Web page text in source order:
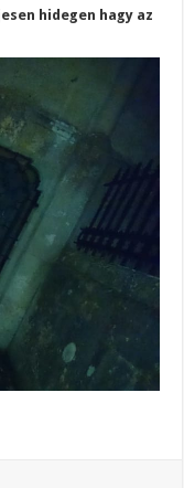
hidegen hagy az